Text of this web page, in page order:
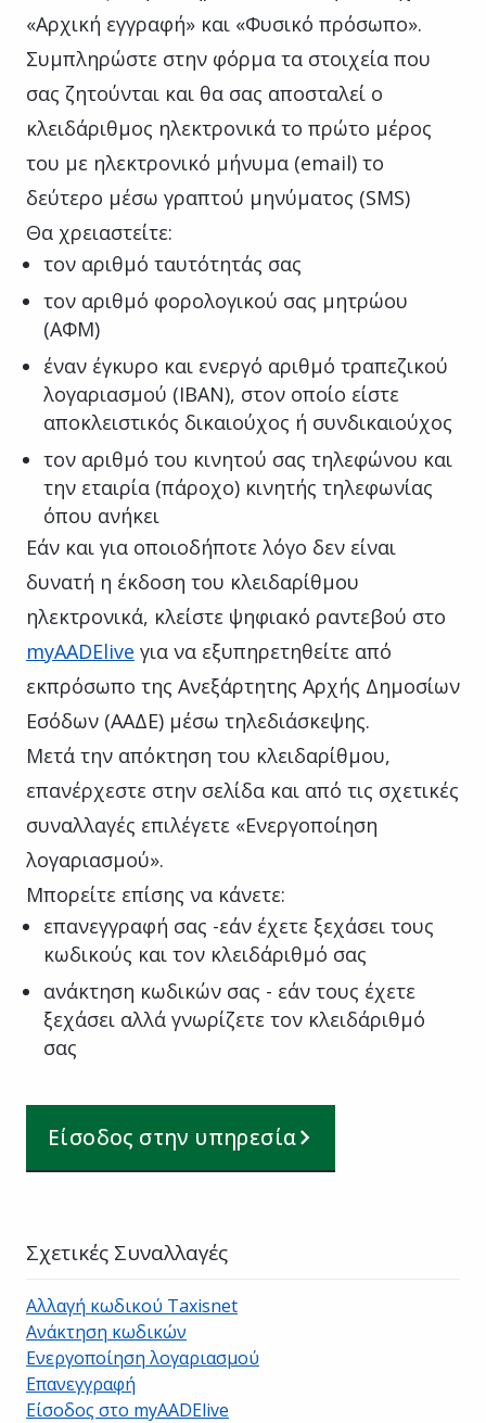
«Αρχική εγγραφή» και «Φυσικό πρόσωπο».
Συμπληρώστε στην φόρμα τα στοιχεία που
σας ζητούνται και θα σας αποσταλεί ο
κλειδάριθμος ηλεκτρονικά το πρώτο μέρος
του με ηλεκτρονικό μήνυμα (email) το
δεύτερο μέσω γραπτού μηνύματος (SMS)
Θα χρειαστείτε:
τον αριθμό ταυτότητάς σας
τον αριθμό φορολογικού σας μητρώου
(ΑΦΜ)
έναν έγκυρο και ενεργό αριθμό τραπεζικού
λογαριασμού (IBAN), στον οποίο είστε
αποκλειστικός δικαιούχος ή συνδικαιούχος
τον αριθμό του κινητού σας τηλεφώνου και
την εταιρία (πάροχο) κινητής τηλεφωνίας
όπου ανήκει
Εάν και για οποιοδήποτε λόγο δεν είναι
δυνατή η έκδοση του κλειδαρίθμου
ηλεκτρονικά, κλείστε ψηφιακό ραντεβού στο
myAADElive για να εξυπηρετηθείτε από
εκπρόσωπο της Ανεξάρτητης Αρχής Δημοσίων
Εσόδων (ΑΑΔΕ) μέσω τηλεδιάσκεψης.
Μετά την απόκτηση του κλειδαρίθμου,
επανέρχεστε στην σελίδα και από τις σχετικές
συναλλαγές επιλέγετε «Ενεργοποίηση
λογαριασμού».
Μπορείτε επίσης να κάνετε:
επανεγγραφή σας -εάν έχετε ξεχάσει τους
κωδικούς και τον κλειδάριθμό σας
ανάκτηση κωδικών σας - εάν τους έχετε
ξεχάσει αλλά γνωρίζετε τον κλειδάριθμό
σας
Είσοδος στην υπηρεσία
Σχετικές Συναλλαγές
Αλλαγή κωδικού Taxisnet
Ανάκτηση κωδικών
Ενεργοποίηση λογαριασμού
Επανεγγραφή
Eίσοδος στο myAADElive